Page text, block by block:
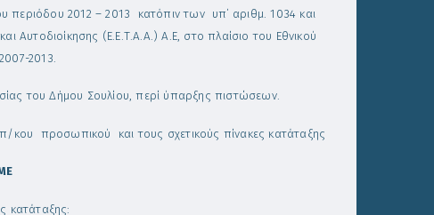
περιόδου 2012 – 2013 κατόπιν των υπ΄ αριθμ. 1034 και
Αυτοδιοίκησης (Ε.Ε.Τ.Α.Α.) Α.Ε, στο πλαίσιο του Εθνικού
2013.
του Δήμου Σουλίου, περί ύπαρξης πιστώσεων.
προσωπικού και τους σχετικούς πίνακες κατάταξης
κατάταξης: